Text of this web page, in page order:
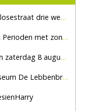
dicht voor doorgaand verkeer
met zon en droog
marktplein Haaksbergen
De Lebbenbrugge